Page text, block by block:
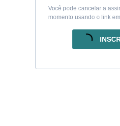
Você pode cancelar a
momento usando o link